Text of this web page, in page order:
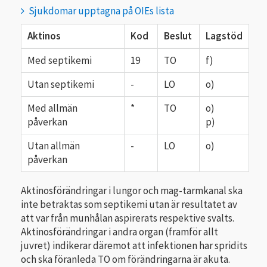
Sjukdomar upptagna på OIEs lista
Aktinos
Kod Beslut
Lagstöd
Med septikemi
19 TO
f)
Utan septikemi
- LO
o)
Med allmän
påverkan
* TO
o)
p)
Utan allmän
påverkan
- LO o)
Aktinosförändringar i lungor och mag-tarmkanal ska
inte betraktas som septikemi utan är resultatet av
att var från munhålan aspirerats respektive svalts.
Aktinosförändringar i andra organ (framför allt
juvret) indikerar däremot att infektionen har spridits
och ska föranleda TO om förändringarna är akuta.